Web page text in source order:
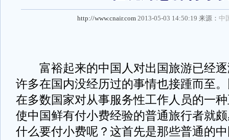
http://www.cnair.com 2013-05-03 14:50:19 来源： 中
富裕起来的中国人对出国旅游已经逐
许多在国内没经历过的事情也接踵而至
在多数国家对从事服务性工作人员的一
使中国鲜有付小费经验的普通旅行者就
什么要付小费呢？这首先是那些普通的